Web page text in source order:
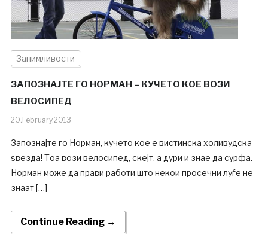
Занимливости
ЗАПОЗНАЈТЕ ГО НОРМАН – КУЧЕТО КОЕ ВОЗИ
ВЕЛОСИПЕД
20.February.2013
Запознајте го Норман, кучето кое е вистинска холивудска
ѕвезда! Тоа вози велосипед, скејт, а дури и знае да сурфа.
Норман може да прави работи што некои просечни луѓе не
знаат […]
Continue Reading →